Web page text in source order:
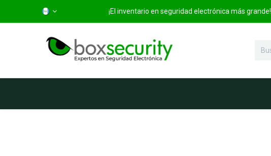
¡El inventario en seguridad electrónica más grande!